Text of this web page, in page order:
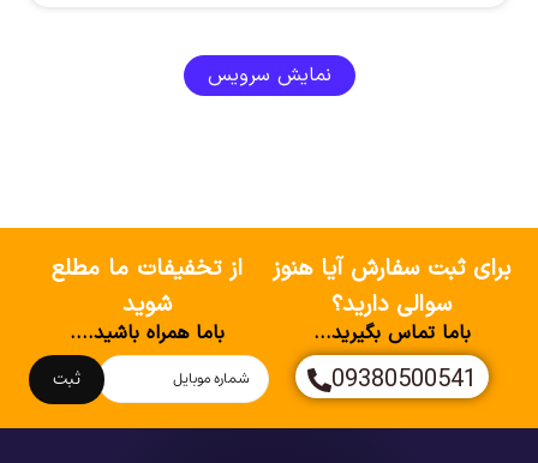
نمایش سرویس
برای ثبت سفارش آیا هنوز
سوالی دارید؟
باما تماس بگیرید...
09380500541
از تخفیفات ما مطلع
شوید
باما همراه باشید....
ثبت